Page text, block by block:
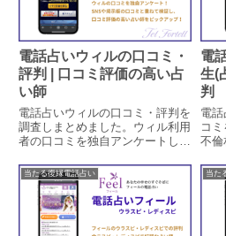
電話占いウィルの口コミ・
評判 | 口コミ評価の高い占
い師
電話占いウィルの口コミ・評判を
調査しまとめました。ウィル利用
者の口コミを独自アンケートした
ィスピ・ウラスピ・2ch)での口コ
ミを重ね合わせ、口コミの評価が
特に高い占い師をピックアップし
ています。
電
生(
判
電
コ
不倫
の
ー
支
い
当たる復縁電話占い 当た